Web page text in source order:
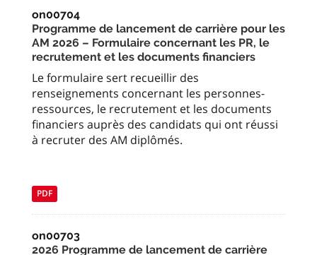
on00704
Programme de lancement de carrière pour les
AM 2026 – Formulaire concernant les PR, le
recrutement et les documents financiers
Le formulaire sert recueillir des
renseignements concernant les personnes-
ressources, le recrutement et les documents
financiers auprès des candidats qui ont réussi
à recruter des AM diplômés.
PDF
on00703
2026 Programme de lancement de carrière